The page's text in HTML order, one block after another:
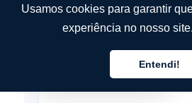
Usamos cookies para garantir
experiência no nosso site.
Entendi!
Português